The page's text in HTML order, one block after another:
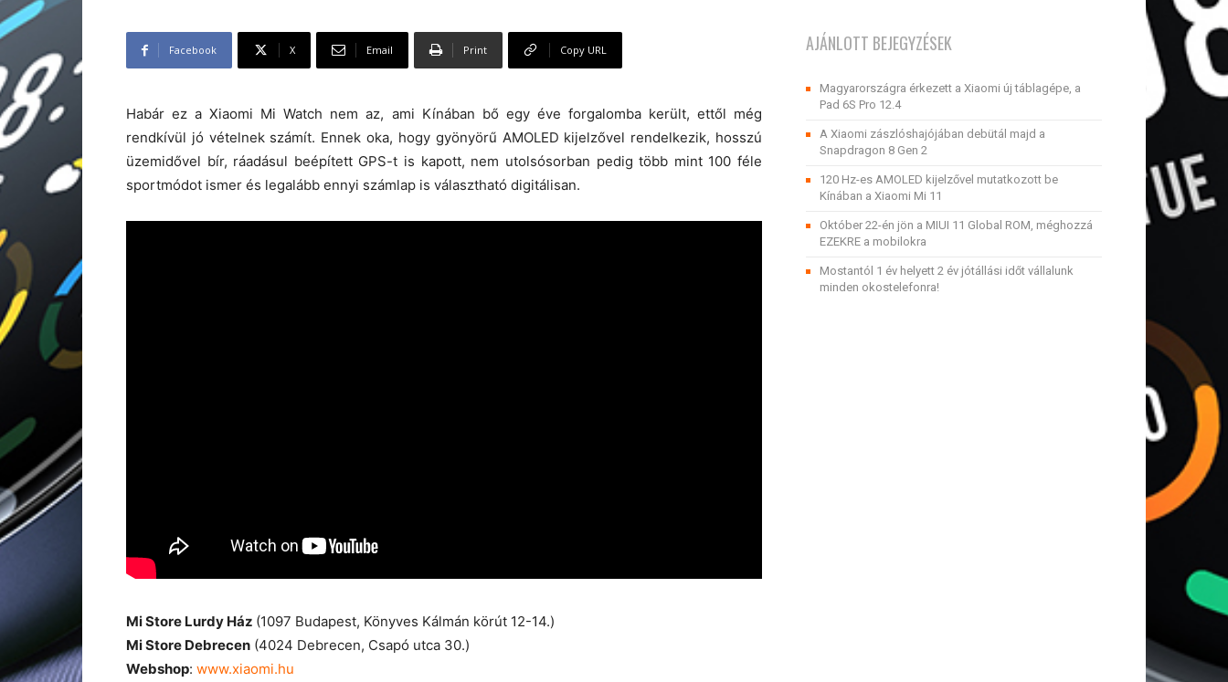
Facebook X Email Print Copy URL
Habár ez a Xiaomi Mi Watch nem az, ami Kínában bő egy éve forgalomba került, ettől még
rendkívül jó vételnek számít. Ennek oka, hogy gyönyörű AMOLED kijelzővel rendelkezik, hosszú
üzemidővel bír, ráadásul beépített GPS-t is kapott, nem utolsósorban pedig több mint 100 féle
sportmódot ismer és legalább ennyi számlap is választható digitálisan.
Mi Store Lurdy Ház (1097 Budapest, Könyves Kálmán körút 12-14.)
Mi Store Debrecen (4024 Debrecen, Csapó utca 30.)
Webshop: www.xiaomi.hu
AJÁNLOTT BEJEGYZÉSEK
Magyarországra érkezett a Xiaomi új táblagépe, a
Pad 6S Pro 12.4
A Xiaomi zászlóshajójában debütál majd a
Snapdragon 8 Gen 2
120 Hz-es AMOLED kijelzővel mutatkozott be
Kínában a Xiaomi Mi 11
Október 22-én jön a MIUI 11 Global ROM, méghozzá
EZEKRE a mobilokra
Mostantól 1 év helyett 2 év jótállási időt vállalunk
minden okostelefonra!